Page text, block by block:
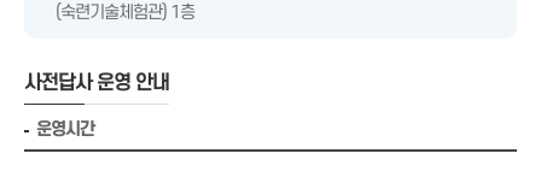
(숙련기술체험관) 1층
사전답사 운영 안내
운영시간